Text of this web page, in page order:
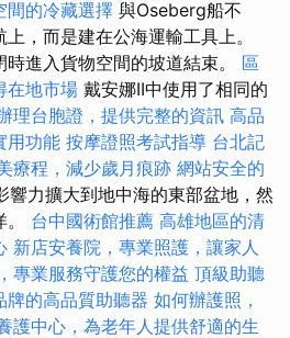
間的冷藏選擇 與Oseberg船不
，而是建在公海運輸工具上。
進入貨物空間的坡道結束。 區
在地市場 戴安娜II中使用了相同的
理台胞證，提供完整的資訊 高品
用功能 按摩證照考試指導 台北記
療程，減少歲月痕跡 網站安全的
響力擴大到地中海的東部盆地，然
台中國術館推薦 高雄地區的清
新店安養院，專業照護，讓家人
專業服務守護您的權益 頂級助聽
牌的高品質助聽器 如何辦護照，
護中心，為老年人提供舒適的生